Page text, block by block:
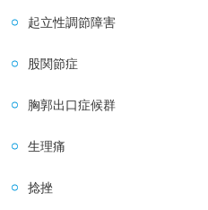
起立性調節障害
股関節症
胸郭出口症候群
生理痛
捻挫